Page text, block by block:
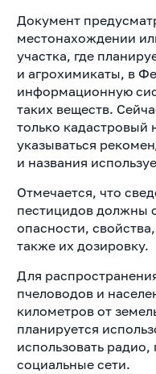
Документ
местонахождении
участка, где
и агрохимикаты, в
информационную
таких веществ.
только кадастровый
указываться
и названия
Отмечается, что
пестицидов должны
опасности,
также их дозировку.
Для
пчеловодов и
километров от
планируется
использовать радио,
социальные сети.